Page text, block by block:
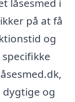
låsesmed i
på at få
og
og